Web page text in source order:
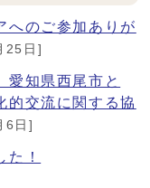
へのご参加ありが
25日]
愛知県西尾市と
的交流に関する協
6日]
！